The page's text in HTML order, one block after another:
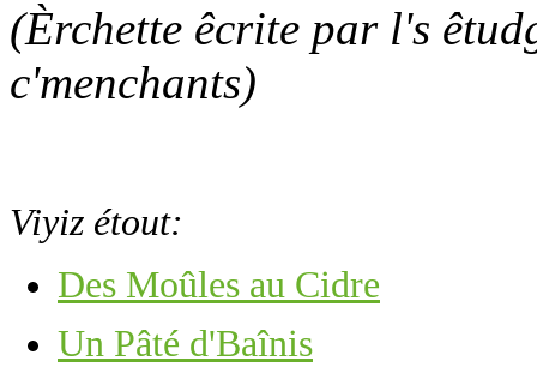
(Èrchette êcrite par l's
c'menchants)
Viyiz étout:
Des Moûles au Cidre
Un Pâté d'Baînis